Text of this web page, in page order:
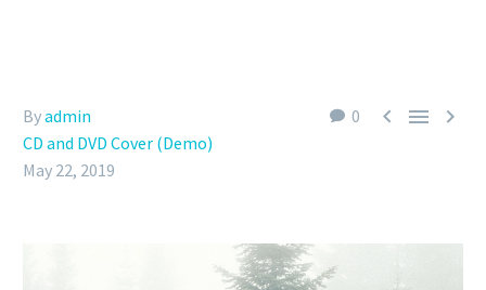
0   
Byadmin
CD and DVD Cover (Demo)
May 22, 2019